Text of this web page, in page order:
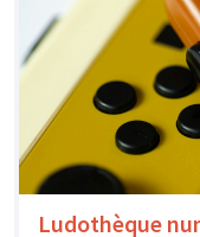
Ludothèque